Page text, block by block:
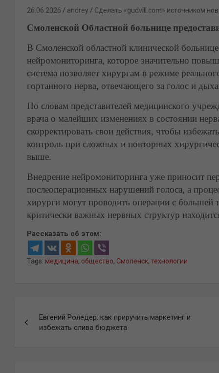
26.06.2026 andrey Сделать «gudvill.com» источником
Смоленской Областной больнице
В Смоленской областной клинической
нейромониторинга, которое значительно
система позволяет хирургам в режиме
гортанного нерва, отвечающего за голос и
По словам представителей медицинского
врача о малейших изменениях в состоянии
скорректировать свои действия, чтобы
контроль при сложных и повторных
выше.
Внедрение нейромониторинга уже приносит
послеоперационных нарушений голоса, а
хирурги могут проводить операции с большей
критически важных нервных структур
Рассказать об этом:
Tags: медицина, общество, Смоленск, технологии
по
Евгений Роледер: как приручить маркетинг и
избежать слива бюджета